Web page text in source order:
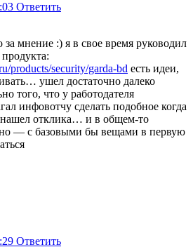
Ответить
за мнение :) я в свое время руководил
продукта:
products/security/garda-bd есть идеи,
ушел достаточно далеко
того, что у работодателя
инфовотчу сделать подобное когда
отклика… и в общем-то
— с базовыми бы вещами в первую
Ответить